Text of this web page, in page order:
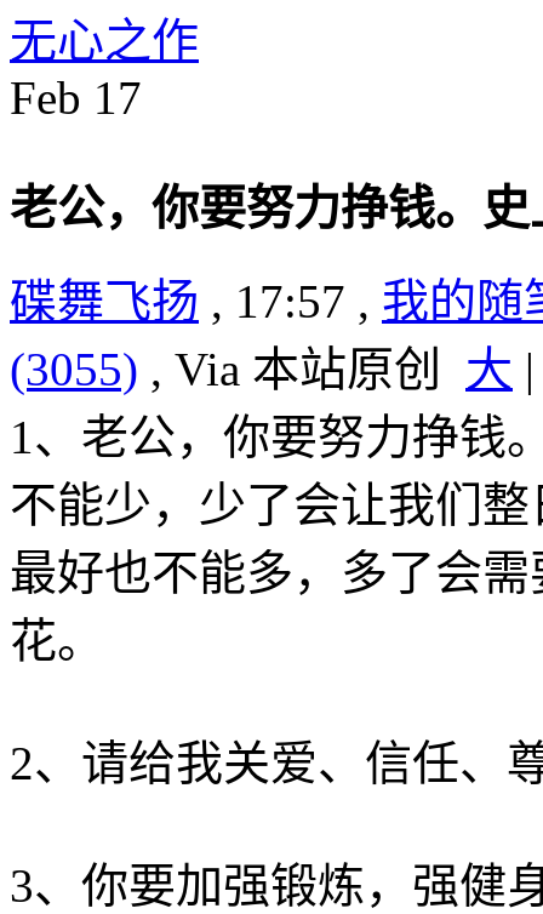
无心之作
Feb 17
老公，你要努力挣钱。
碟舞飞扬 , 17:57 , 我的随
(3055) , Via 本站原创 大
1、老公，你要努力挣钱
不能少，少了会让我们
最好也不能多，多了会
花。
2、请给我关爱、信任、
3、你要加强锻炼，强健